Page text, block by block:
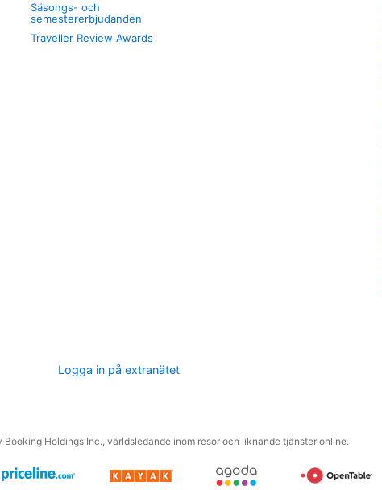
Säsongs- och
semestererbjudanden
Traveller Review Awards
Logga in på extranätet
Booking Holdings Inc., världsledande inom resor och liknande tjänster online.